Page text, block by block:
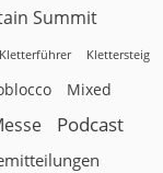
Summit
Kletterführer Klettersteig
Mixed
Podcast